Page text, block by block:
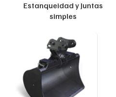
Estanqueidad y Juntas
simples